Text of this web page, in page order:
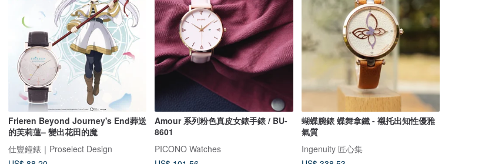
Frieren Beyond Journey's End葬送
的芙莉蓮– 變出花田的魔
仕豐鐘錶｜Proselect Design
Amour 系列粉色真皮女錶手錶 / BU-
8601
PICONO Watches
蝴蝶腕錶 蝶舞拿鐵 - 襯托出知性優雅
氣質
Ingenuity 匠心集